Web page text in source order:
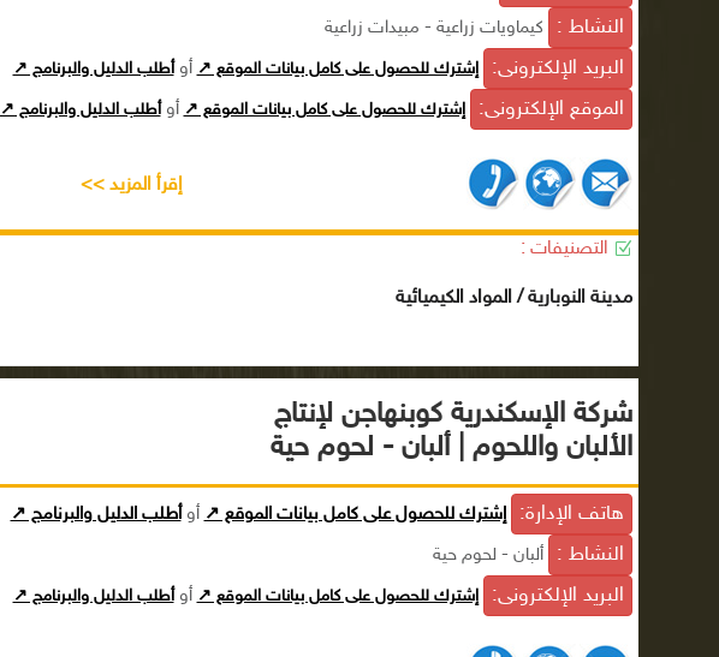
النشاط : كيماويات زراعية - مبيدات زراعية
البريد الإلكترونى: إشترك للحصول على كامل بيانات الموقع ↗ أوأطلب الدليل والبرنامج ↗
الموقع الإلكترونى: إشترك للحصول على كامل بيانات الموقع ↗ أوأطلب الدليل والبرنامج ↗
إقرأ المزيد >>
التصنيفات :
مدينة النوبارية / المواد الكيميائية
شركة الإسكندرية كوبنهاجن لإنتاج
الألبان واللحوم | ألبان - لحوم حية
هاتف الإدارة: إشترك للحصول على كامل بيانات الموقع ↗ أوأطلب الدليل والبرنامج ↗
النشاط : ألبان - لحوم حية
البريد الإلكترونى: إشترك للحصول على كامل بيانات الموقع ↗ أوأطلب الدليل والبرنامج ↗